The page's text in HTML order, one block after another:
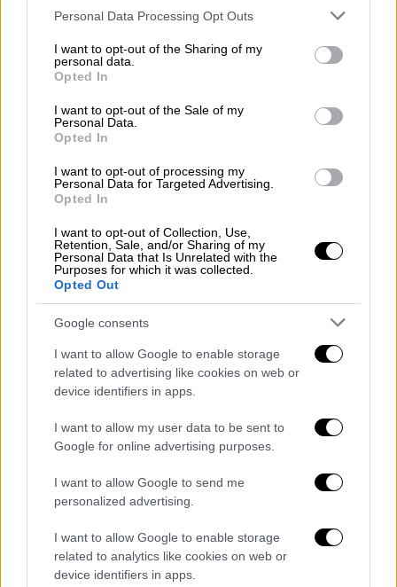
Please note that this website/app uses one or more Google
not limited to your visit or usage behaviour. You may click to
grant or deny consent to Google and its third-party tags to
use your data for below specified purposes in below Google
consent section.
Personal Data Processing Opt Outs
I want to opt-out of the Sharing of my
personal data.
Opted In
I want to opt-out of the Sale of my
Personal Data.
Opted In
I want to opt-out of processing my
Personal Data for Targeted Advertising.
Opted In
I want to opt-out of Collection, Use,
Retention, Sale, and/or Sharing of my
Personal Data that Is Unrelated with the
Purposes for which it was collected.
Opted Out
Google consents
I want to allow Google to enable storage
related to advertising like cookies on web or
device identifiers in apps.
I want to allow my user data to be sent to
Google for online advertising purposes.
I want to allow Google to send me
personalized advertising.
I want to allow Google to enable storage
related to analytics like cookies on web or
device identifiers in apps.
Πολιτική 09.07.2026 19:44
«Τσουνάμι» εξελίξεων στον ΣΥΡΙΖΑ:
Παραιτήθηκε από πρόεδρος ο Σωκράτης
Φάμελλος
πολιτικό μήνυμα, προς όλες τις
κατευθύνσεις»